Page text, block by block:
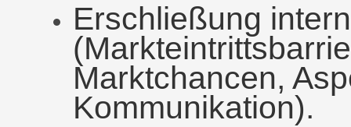
Erschließung
Marktchancen,
Kommunikation).